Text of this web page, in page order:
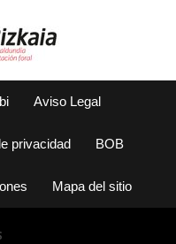
Aviso Legal
privacidad BOB
Mapa del sitio